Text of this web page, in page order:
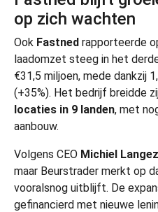
op zich wachten
Ook Fastned rapporteerde
laadomzet steeg in het
€31,5 miljoen, mede dankzij
(+35%). Het bedrijf breidde
locaties in 9 landen, met
aanbouw.
Volgens CEO Michiel
maar Beurstrader merkt op
vooralsnog uitblijft. De
gefinancierd met nieuwe